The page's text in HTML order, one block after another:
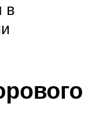
в